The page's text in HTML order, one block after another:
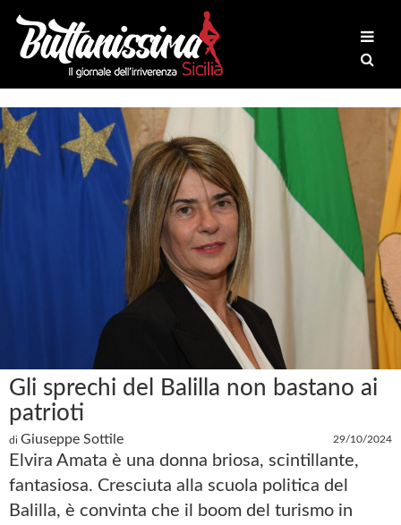
Gli sprechi del Balilla non bastano ai
patrioti
di Giuseppe Sottile 29/10/2024
Elvira Amata è una donna briosa, scintillante,
fantasiosa. Cresciuta alla scuola politica del
Balilla, è convinta che il boom del turismo in